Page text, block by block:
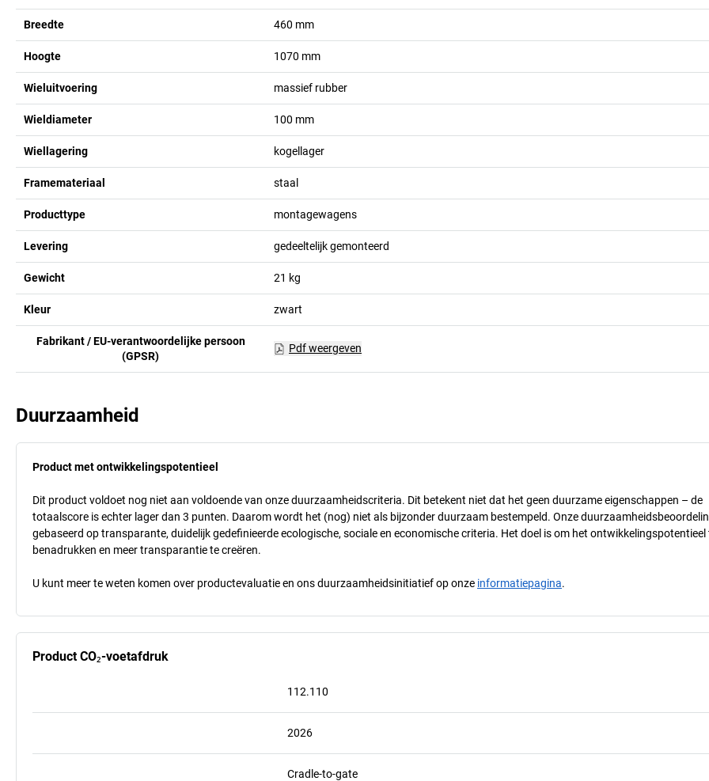
Breedte 460 mm
Hoogte 1070 mm
Wieluitvoering massief rubber
Wieldiameter 100 mm
Wiellagering kogellager
Framemateriaal staal
Producttype montagewagens
Levering gedeeltelijk gemonteerd
Gewicht 21 kg
Kleur zwart
Fabrikant / EU-verantwoordelijke persoon
(GPSR)
Pdf weergeven
Duurzaamheid
Product met ontwikkelingspotentieel
Dit product voldoet nog niet aan voldoende van onze duurzaamheidscriteria. Dit betekent niet dat het geen duurzame eigenschappen – de
totaalscore is echter lager dan 3 punten. Daarom wordt het (nog) niet als bijzonder duurzaam bestempeld. Onze
gebaseerd op transparante, duidelijk gedefinieerde ecologische, sociale en economische criteria. Het doel is om het ontwikkelingspotentieel
benadrukken en meer transparantie te creëren.
U kunt meer te weten komen over productevaluatie en ons duurzaamheidsinitiatief op onze informatiepagina.
Product CO₂-voetafdruk
112.110
2026
Cradle-to-gate